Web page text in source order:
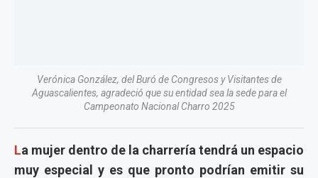
Verónica González, del Buró de Congresos y Visitantes de
Aguascalientes, agradeció que su entidad sea la sede para el
Campeonato Nacional Charro 2025
La mujer dentro de la charrería tendrá un espacio
muy especial y es que pronto podrían emitir su